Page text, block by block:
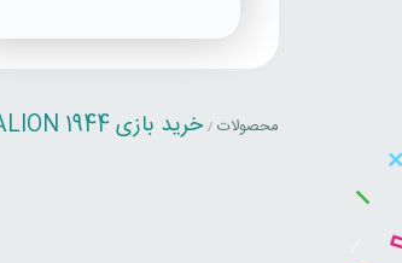
محصولات / خرید بازی BATTALION 1944 برای استیم